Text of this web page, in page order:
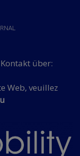
über:
Web, veuillez